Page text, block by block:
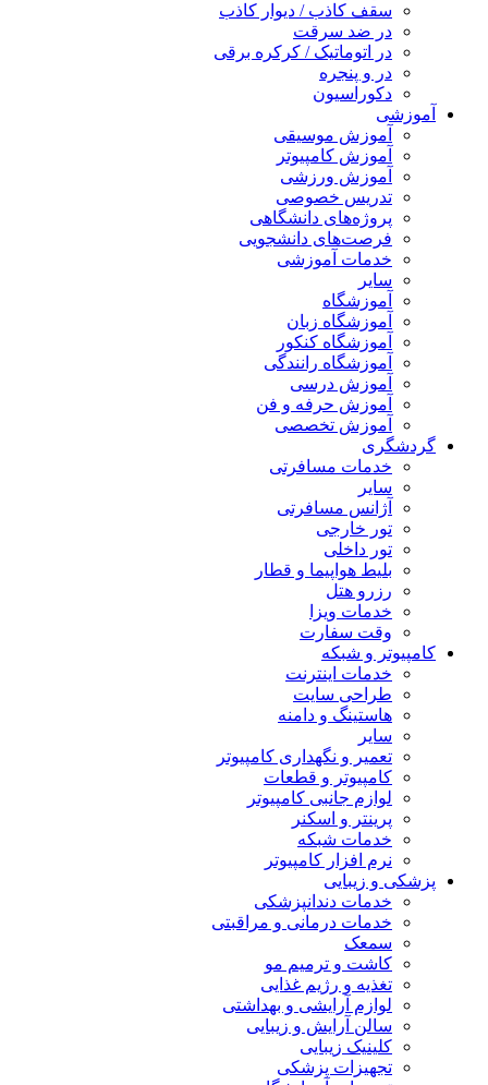
سقف کاذب / دیوار کاذب
در ضد سرقت
در اتوماتیک / کرکره برقی
در و پنجره
دکوراسیون
آموزشی
آموزش موسیقی
آموزش کامپیوتر
آموزش ورزشی
تدریس خصوصی
پروژه‌های دانشگاهی
فرصت‌های دانشجویی
خدمات آموزشی
سایر
آموزشگاه
آموزشگاه زبان
آموزشگاه کنکور
آموزشگاه رانندگی
آموزش درسی
آموزش حرفه و فن
آموزش تخصصی
گردشگری
خدمات مسافرتی
سایر
آژانس مسافرتی
تور خارجی
تور داخلی
بلیط هواپیما و قطار
رزرو هتل
خدمات ویزا
وقت سفارت
کامپیوتر و شبکه
خدمات اینترنت
طراحی سایت
هاستینگ و دامنه
سایر
تعمیر و نگهداری کامپیوتر
کامپیوتر و قطعات
لوازم جانبی کامپیوتر
پرینتر و اسکنر
خدمات شبکه
نرم افزار کامپیوتر
پزشکی و زیبایی
خدمات دندانپزشکی
خدمات درمانی و مراقبتی
سمعک
کاشت و ترمیم مو
تغذیه و رژیم غذایی
لوازم آرایشی و بهداشتی
سالن آرایش و زیبایی
کلینیک زیبایی
تجهیزات پزشکی